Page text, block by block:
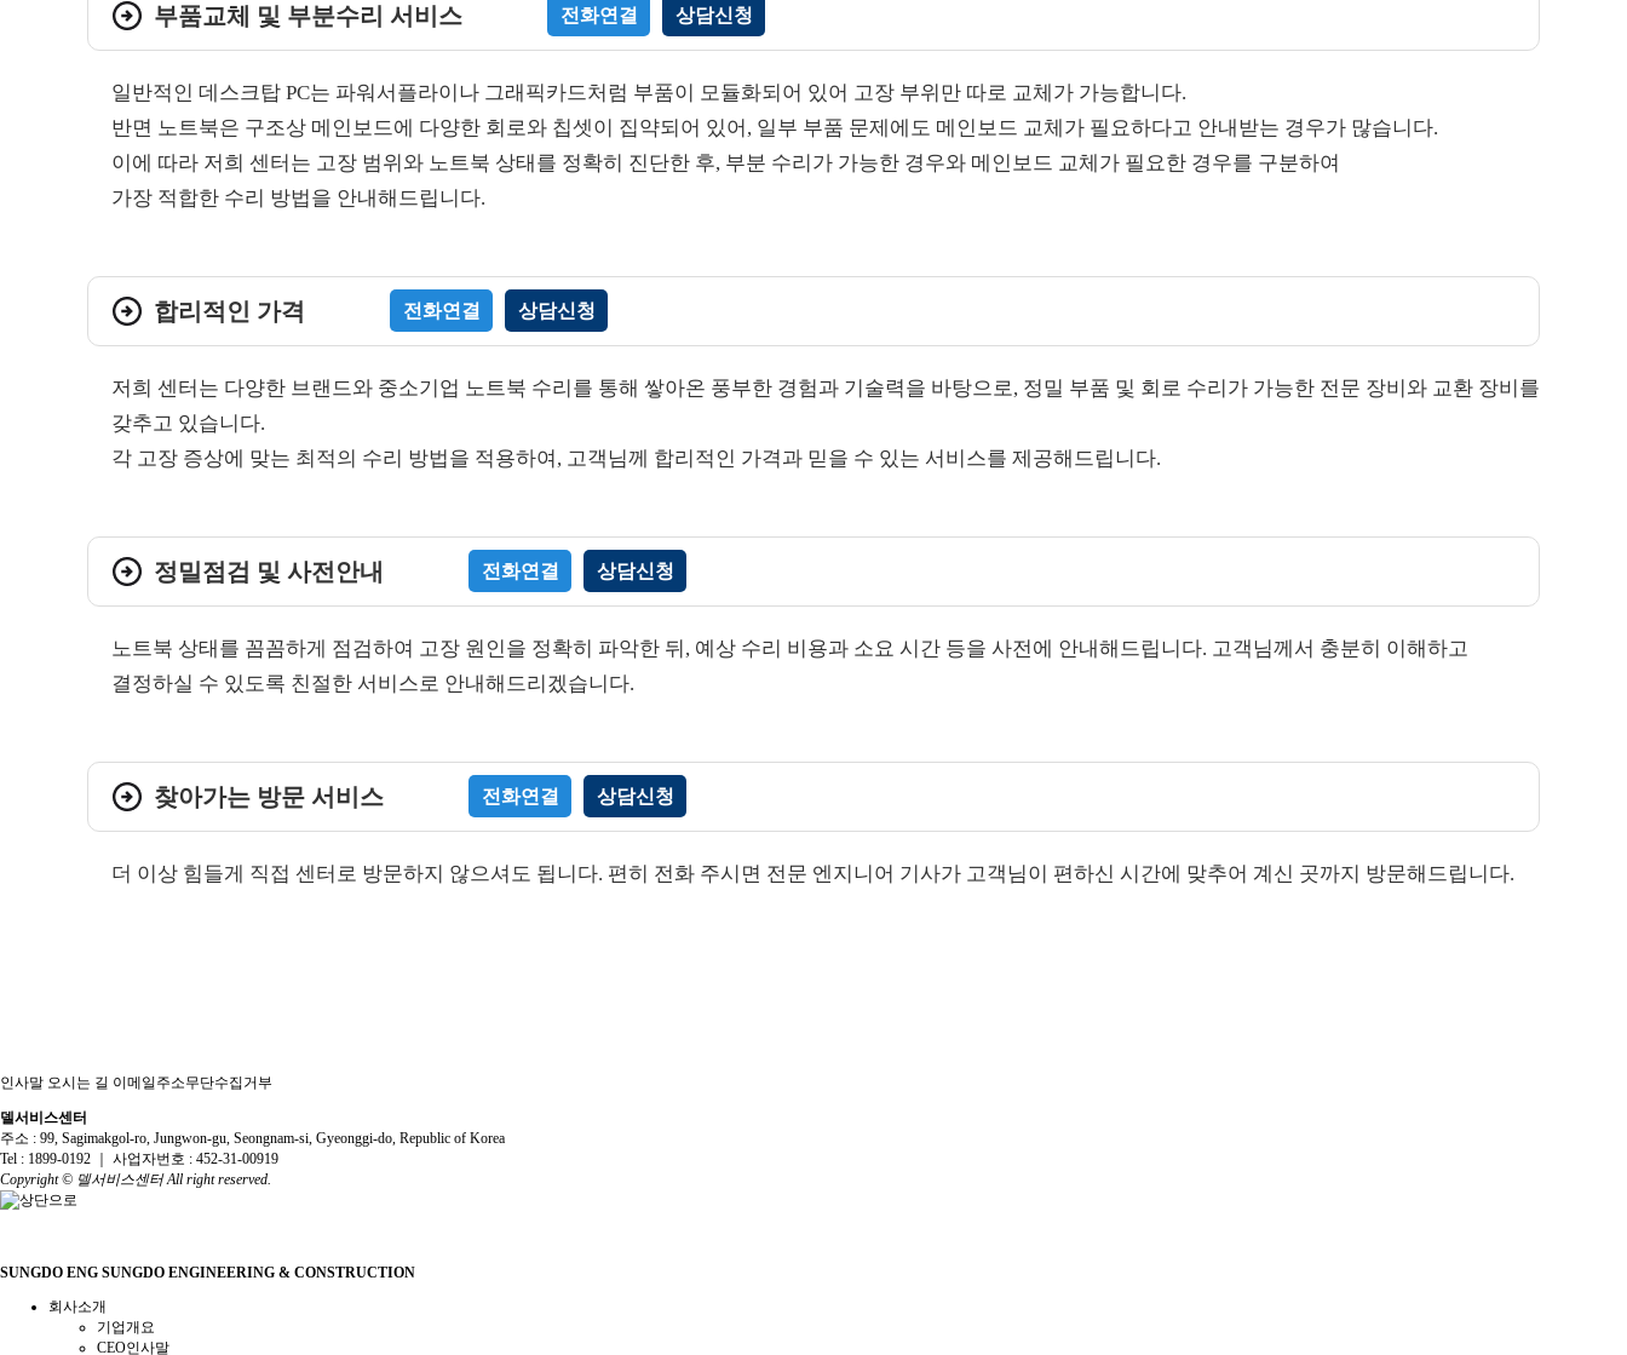
부품교체 및 부분수리 서비스 전화연결 상담신청
일반적인 데스크탑 PC는 파워서플라이나 그래픽카드처럼 부품이 모듈화되어 있어 고장 부위만 따로 교체가 가능합니다.
반면 노트북은 구조상 메인보드에 다양한 회로와 칩셋이 집약되어 있어, 일부 부품 문제에도 메인보드 교체가 필요하다고 안내받는 경우가 많습니다.
이에 따라 저희 센터는 고장 범위와 노트북 상태를 정확히 진단한 후, 부분 수리가 가능한 경우와 메인보드 교체가 필요한 경우를 구분하여
가장 적합한 수리 방법을 안내해드립니다.
합리적인 가격 전화연결 상담신청
저희 센터는 다양한 브랜드와 중소기업 노트북 수리를 통해 쌓아온 풍부한 경험과 기술력을 바탕으로, 정밀 부품 및 회로 수리가 가능한 전문 장비와 교환 장비를
갖추고 있습니다.
각 고장 증상에 맞는 최적의 수리 방법을 적용하여, 고객님께 합리적인 가격과 믿을 수 있는 서비스를 제공해드립니다.
정밀점검 및 사전안내 전화연결 상담신청
노트북 상태를 꼼꼼하게 점검하여 고장 원인을 정확히 파악한 뒤, 예상 수리 비용과 소요 시간 등을 사전에 안내해드립니다. 고객님께서 충분히 이해하고
결정하실 수 있도록 친절한 서비스로 안내해드리겠습니다.
찾아가는 방문 서비스 전화연결 상담신청
더 이상 힘들게 직접 센터로 방문하지 않으셔도 됩니다. 편히 전화 주시면 전문 엔지니어 기사가 고객님이 편하신 시간에 맞추어 계신 곳까지 방문해드립니다.
인사말 오시는 길 이메일주소무단수집거부
델서비스센터
주소 : 99, Sagimakgol-ro, Jungwon-gu, Seongnam-si, Gyeonggi-do, Republic of Korea
Tel : 1899-0192 ｜ 사업자번호 : 452-31-00919
Copyright © 델서비스센터All right reserved.
SUNGDO ENG SUNGDO ENGINEERING & CONSTRUCTION
회사소개
기업개요
CEO인사말